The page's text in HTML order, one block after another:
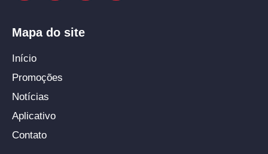
Mapa do site
Início
Promoções
Notícias
Aplicativo
Contato